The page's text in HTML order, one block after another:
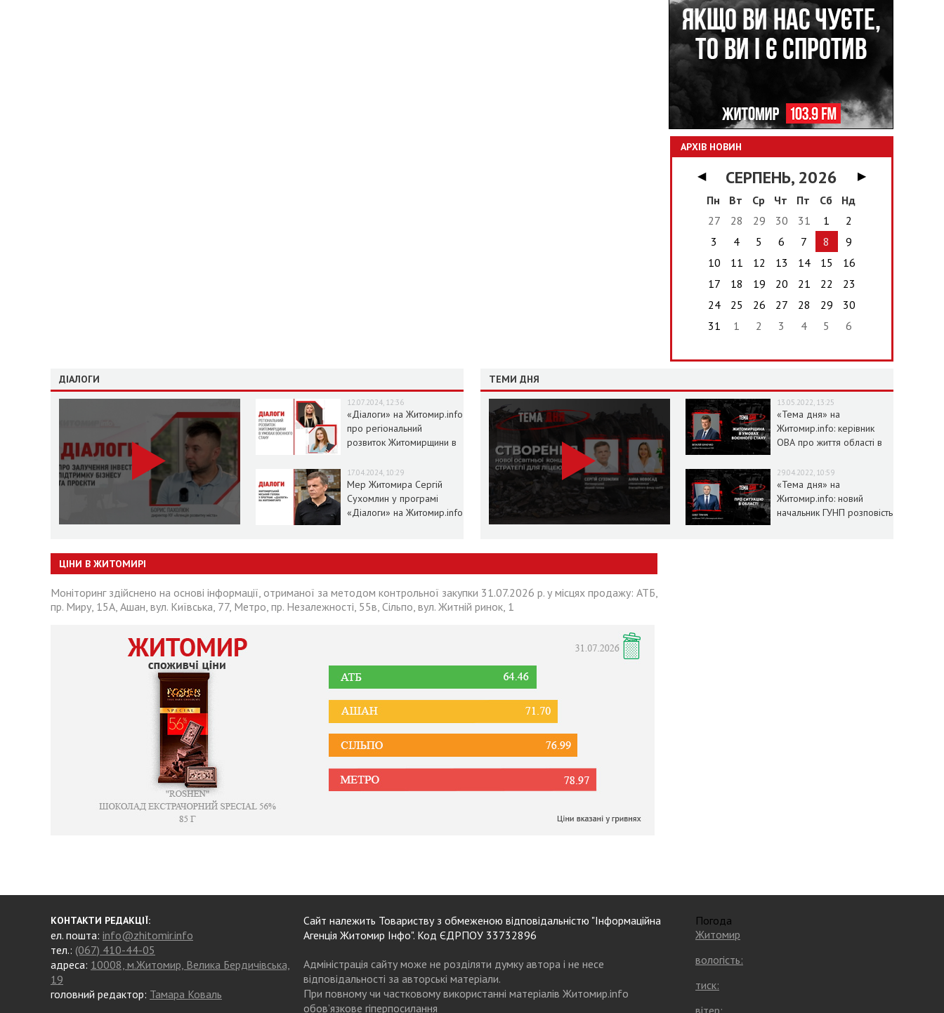
АРХІВ НОВИН
◀ СЕРПЕНЬ, 2026
▶
Пн
Вт Ср Чт Пт Сб
Нд
27
28 29 30 31 1
2
3
4 5 6 7 8
9
10
11 12 13 14 15
16
17
18 19 20 21 22
23
24
25 26 27 28 29
30
31
1 2 3 4 5 6
ДІАЛОГИ
12.07.2024, 12:36
«Діалоги» на Житомир.info
про регіональний
розвиток Житомирщини в
17.04.2024, 10:29
Мер Житомира Сергій
Сухомлин у програмі
«Діалоги» на Житомир.info
ТЕМИ ДНЯ
13.05.2022, 13:25
«Тема дня» на
Житомир.info: керівник
ОВА про життя області в
29.04.2022, 10:59
«Тема дня» на
Житомир.info: новий
начальник ГУНП розповість
ЦІНИ В ЖИТОМИРІ
Моніторинг здійснено на основі інформації, отриманої за методом контрольної закупки 31.07.2026 р. у місцях продажу: АТБ,
пр. Миру, 15А, Ашан, вул. Київська, 77, Метро, пр. Незалежності, 55в, Сільпо, вул. Житній ринок, 1
КОНТАКТИ РЕДАКЦІЇ:
ел. пошта: info@zhitomir.info
тел.: (067) 410-44-05
адреса: 10008, м.Житомир, Велика Бердичівська,
19
головний редактор: Тамара Коваль
Сайт належить Товариству з обмеженою відповідальністю "Інформаційна
Агенція Житомир Інфо". Код ЄДРПОУ 33732896
Адміністрація сайту може не розділяти думку автора і не несе
відповідальності за авторські матеріали.
При повному чи частковому використанні матеріалів Житомир.info
обов’язкове гіперпосилання
Погода
Житомир
вологість:
тиск:
вітер: